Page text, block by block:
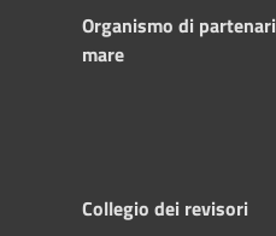
Organismo di
mare
Collegio dei revisori